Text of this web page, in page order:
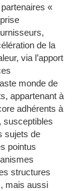
partenaires «
de la
via l’apport
monde de
appartenant à
adhérents à
susceptibles
sujets de
pointus
structures
mais aussi